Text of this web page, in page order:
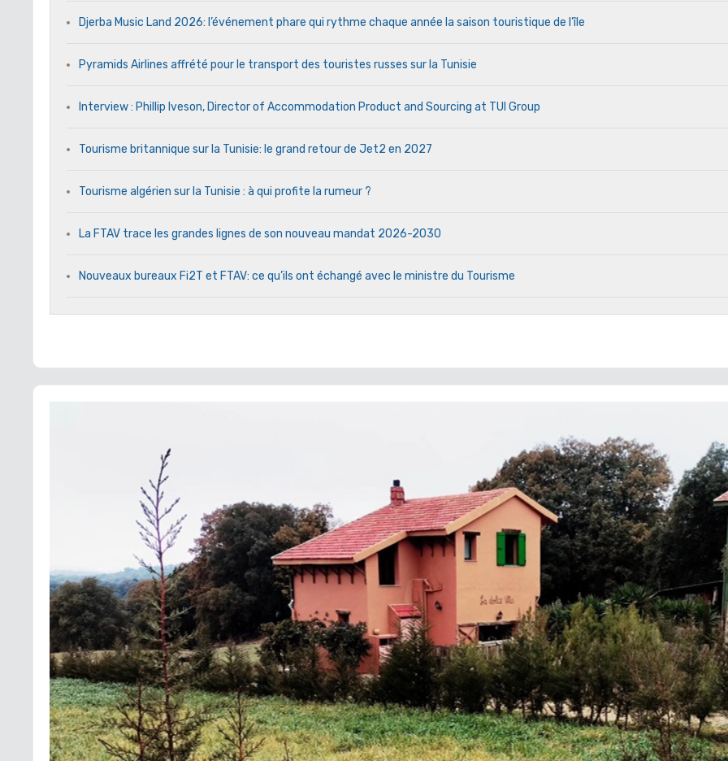
Djerba Music Land 2026: l’événement phare qui rythme chaque année la saison touristique de l’île
Pyramids Airlines affrété pour le transport des touristes russes sur la Tunisie
Interview : Phillip Iveson, Director of Accommodation Product and Sourcing at TUI Group
Tourisme britannique sur la Tunisie: le grand retour de Jet2 en 2027
Tourisme algérien sur la Tunisie : à qui profite la rumeur ?
La FTAV trace les grandes lignes de son nouveau mandat 2026-2030
Nouveaux bureaux Fi2T et FTAV: ce qu’ils ont échangé avec le ministre du Tourisme